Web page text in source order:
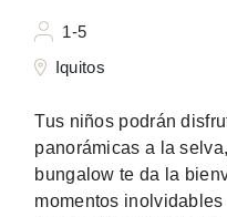
1-5
Iquitos
Tus niños podrán
panorámicas a la
bungalow te da la
momentos